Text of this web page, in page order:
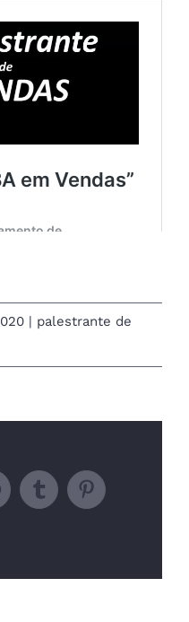
palestrante de
WhatsappTumblr Pinterest